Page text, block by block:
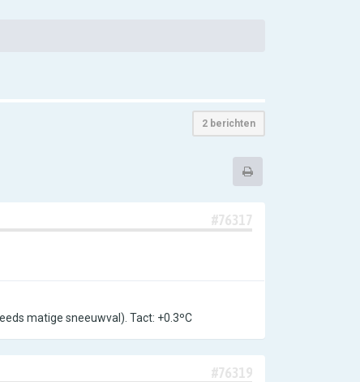
2 berichten
#76317
matige sneeuwval). Tact: +0.3ºC
#76319